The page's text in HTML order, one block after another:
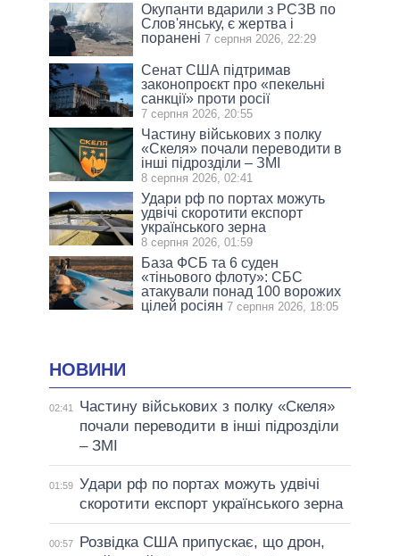
Окупанти вдарили з РСЗВ по
Слов'янську, є жертва і
поранені 7 серпня 2026, 22:29
Сенат США підтримав
законопроєкт про «пекельні
санкції» проти росії
7 серпня 2026, 20:55
Частину військових з полку
«Скеля» почали переводити в
інші підрозділи – ЗМІ
8 серпня 2026, 02:41
Удари рф по портах можуть
удвічі скоротити експорт
українського зерна
8 серпня 2026, 01:59
База ФСБ та 6 суден
«тіньового флоту»: СБС
атакували понад 100 ворожих
цілей росіян 7 серпня 2026, 18:05
НОВИНИ
02:41
Частину військових з полку «Скеля»
почали переводити в інші підрозділи
– ЗМІ
01:59 Удари рф по портах можуть удвічі
скоротити експорт українського зерна
00:57
Розвідка США припускає, що дрон,